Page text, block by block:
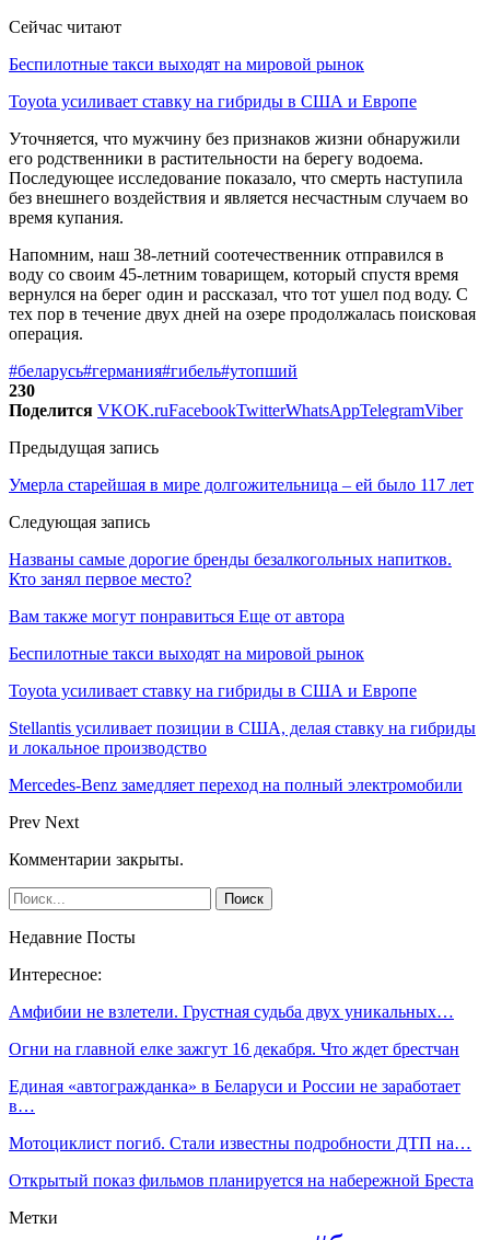
Сейчас читают
Беспилотные такси выходят на мировой рынок
Toyota усиливает ставку на гибриды в США и Европе
Уточняется, что мужчину без признаков жизни обнаружили
его родственники в растительности на берегу водоема.
Последующее исследование показало, что смерть наступила
без внешнего воздействия и является несчастным случаем во
время купания.
Напомним, наш 38-летний соотечественник отправился в
воду со своим 45-летним товарищем, который спустя время
вернулся на берег один и рассказал, что тот ушел под воду. С
тех пор в течение двух дней на озере продолжалась поисковая
операция.
#беларусь#германия#гибель#утопший
230
Поделится VKOK.ruFacebookTwitterWhatsAppTelegramViber
Предыдущая запись
Умерла старейшая в мире долгожительница – ей было 117 лет
Следующая запись
Названы самые дорогие бренды безалкогольных напитков.
Кто занял первое место?
Вам также могут понравиться Еще от автора
Беспилотные такси выходят на мировой рынок
Toyota усиливает ставку на гибриды в США и Европе
Stellantis усиливает позиции в США, делая ставку на гибриды
и локальное производство
Mercedes-Benz замедляет переход на полный электромобили
Prev Next
Комментарии закрыты.
Недавние Посты
Интересное:
Амфибии не взлетели. Грустная судьба двух уникальных…
Огни на главной елке зажгут 16 декабря. Что ждет брестчан
Единая «автогражданка» в Беларуси и России не заработает
в…
Мотоциклист погиб. Стали известны подробности ДТП на…
Открытый показ фильмов планируется на набережной Бреста
Метки